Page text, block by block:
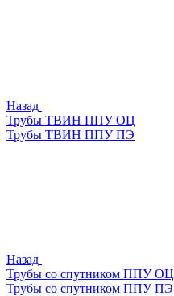
Назад
Трубы ТВИН ППУ ОЦ
Трубы ТВИН ППУ ПЭ
Назад
Трубы со спутником ППУ ОЦ
Трубы со спутником ППУ ПЭ